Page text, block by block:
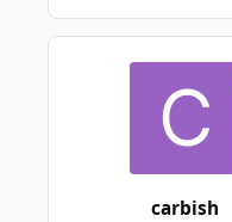
carbish